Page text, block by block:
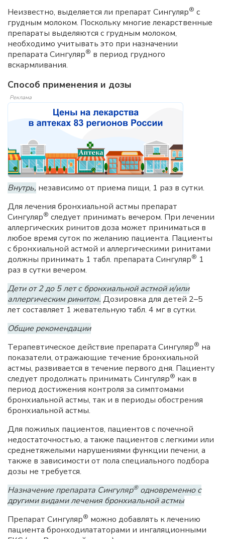
Неизвестно, выделяется ли препарат Сингуляр® с
грудным молоком. Поскольку многие лекарственные
препараты выделяются с грудным молоком,
необходимо учитывать это при назначении
препарата Сингуляр® в период грудного
вскармливания.
Способ применения и дозы
Реклама
Внутрь, независимо от приема пищи, 1 раз в сутки.
Для лечения бронхиальной астмы препарат
Сингуляр® следует принимать вечером. При лечении
аллергических ринитов доза может приниматься в
любое время суток по желанию пациента. Пациенты
с бронхиальной астмой и аллергическими ринитами
должны принимать 1 табл. препарата Сингуляр® 1
раз в сутки вечером.
Дети от 2 до 5 лет с бронхиальной астмой и/или
аллергическим ринитом. Дозировка для детей 2–5
лет составляет 1 жевательную табл. 4 мг в сутки.
Общие рекомендации
Терапевтическое действие препарата Сингуляр® на
показатели, отражающие течение бронхиальной
астмы, развивается в течение первого дня. Пациенту
следует продолжать принимать Сингуляр® как в
период достижения контроля за симптомами
бронхиальной астмы, так и в периоды обострения
бронхиальной астмы.
Для пожилых пациентов, пациентов с почечной
недостаточностью, а также пациентов с легкими или
среднетяжелыми нарушениями функции печени, а
также в зависимости от пола специального подбора
дозы не требуется.
Назначение препарата Сингуляр®одновременно с
другими видами лечения бронхиальной астмы
Препарат Сингуляр® можно добавлять к лечению
пациента бронходилататорами и ингаляционными